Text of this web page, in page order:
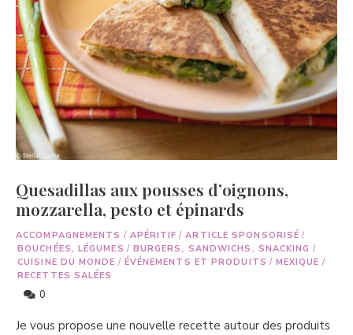
Quesadillas aux pousses d’oignons,
mozzarella, pesto et épinards
ACCOMPAGNEMENTS / APÉRITIF / ARTICLE SPONSORISÉ /
BOUCHÉES, LÉGUMES / BURGERS, SANDWICHS, SNACKING /
CUISINE DU MONDE / ÉVÉNEMENTS ET PRODUITS / MEXIQUE /
RECETTES SALÉES
0
Je vous propose une nouvelle recette autour des produits